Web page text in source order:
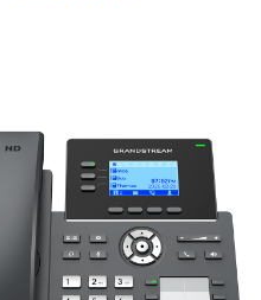
SIP, hingga 3 tampilan panggilan
oleh GDMS yang menyediakan
terpusat untuk mengonfigurasi,
mengelola, dan memantau
perangkat Grandstream
Hook Switch (EHS) untuk
Plantronics, Jabra, dan Sennheiser